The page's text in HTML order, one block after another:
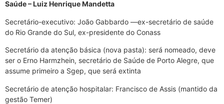
Saúde – Luiz Henrique Mandetta
Secretário-executivo: João Gabbardo —ex-secretário de saúde
do Rio Grande do Sul, ex-presidente do Conass
Secretário da atenção básica (nova pasta): será nomeado, deve
ser o Erno Harmzhein, secretário de Saúde de Porto Alegre, que
assume primeiro a Sgep, que será extinta
Secretário de atenção hospitalar: Francisco de Assis (mantido da
gestão Temer)